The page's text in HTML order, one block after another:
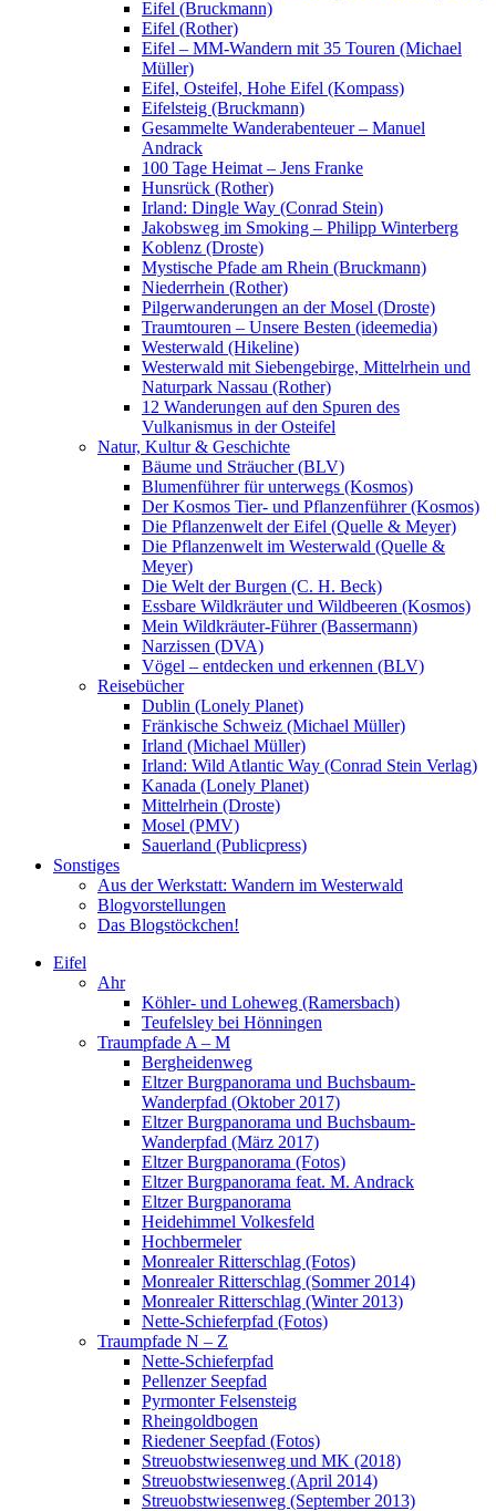
Eifel (Bruckmann)
Eifel (Rother)
Eifel – MM-Wandern mit 35 Touren (Michael
Müller)
Eifel, Osteifel, Hohe Eifel (Kompass)
Eifelsteig (Bruckmann)
Gesammelte Wanderabenteuer – Manuel
Andrack
100 Tage Heimat – Jens Franke
Hunsrück (Rother)
Irland: Dingle Way (Conrad Stein)
Jakobsweg im Smoking – Philipp Winterberg
Koblenz (Droste)
Mystische Pfade am Rhein (Bruckmann)
Niederrhein (Rother)
Pilgerwanderungen an der Mosel (Droste)
Traumtouren – Unsere Besten (ideemedia)
Westerwald (Hikeline)
Westerwald mit Siebengebirge, Mittelrhein und
Naturpark Nassau (Rother)
12 Wanderungen auf den Spuren des
Vulkanismus in der Osteifel
Natur, Kultur & Geschichte
Bäume und Sträucher (BLV)
Blumenführer für unterwegs (Kosmos)
Der Kosmos Tier- und Pflanzenführer (Kosmos)
Die Pflanzenwelt der Eifel (Quelle & Meyer)
Die Pflanzenwelt im Westerwald (Quelle &
Meyer)
Die Welt der Burgen (C. H. Beck)
Essbare Wildkräuter und Wildbeeren (Kosmos)
Mein Wildkräuter-Führer (Bassermann)
Narzissen (DVA)
Vögel – entdecken und erkennen (BLV)
Reisebücher
Dublin (Lonely Planet)
Fränkische Schweiz (Michael Müller)
Irland (Michael Müller)
Irland: Wild Atlantic Way (Conrad Stein Verlag)
Kanada (Lonely Planet)
Mittelrhein (Droste)
Mosel (PMV)
Sauerland (Publicpress)
Sonstiges
Aus der Werkstatt: Wandern im Westerwald
Blogvorstellungen
Das Blogstöckchen!
Eifel
Ahr
Köhler- und Loheweg (Ramersbach)
Teufelsley bei Hönningen
Traumpfade A – M
Bergheidenweg
Eltzer Burgpanorama und Buchsbaum-
Wanderpfad (Oktober 2017)
Eltzer Burgpanorama und Buchsbaum-
Wanderpfad (März 2017)
Eltzer Burgpanorama (Fotos)
Eltzer Burgpanorama feat. M. Andrack
Eltzer Burgpanorama
Heidehimmel Volkesfeld
Hochbermeler
Monrealer Ritterschlag (Fotos)
Monrealer Ritterschlag (Sommer 2014)
Monrealer Ritterschlag (Winter 2013)
Nette-Schieferpfad (Fotos)
Traumpfade N – Z
Nette-Schieferpfad
Pellenzer Seepfad
Pyrmonter Felsensteig
Rheingoldbogen
Riedener Seepfad (Fotos)
Streuobstwiesenweg und MK (2018)
Streuobstwiesenweg (April 2014)
Streuobstwiesenweg (September 2013)